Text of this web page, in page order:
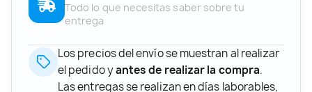
Todo lo que necesitas saber sobre tu
entrega
Los precios del envío se muestran al realizar
el pedido yantes de realizar la compra.
Las entregas se realizan en días laborables,